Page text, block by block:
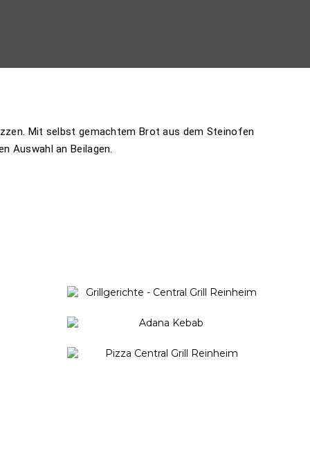
Mit selbst gemachtem Brot aus dem Steinofen
Auswahl an Beilagen.